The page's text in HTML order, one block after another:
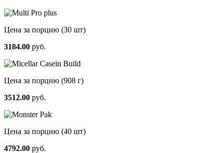
Цена за порцию (30 шт)
3184.00 руб.
Цена за порцию (908 г)
3512.00 руб.
Цена за порцию (40 шт)
4792.00 руб.